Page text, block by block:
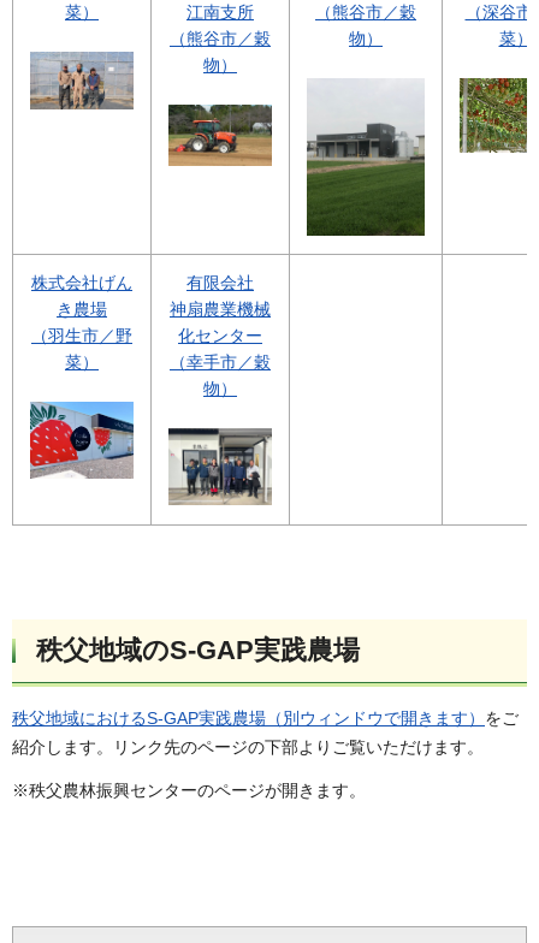
菜）
江南支所
（熊谷市／穀
物）
（熊谷市／穀
物）
（深谷市
菜）
株式会社げん
き農場
（羽生市／野
菜）
有限会社
神扇農業機械
化センター
（幸手市／穀
物）
秩父地域のS-GAP実践農場
秩父地域におけるS-GAP実践農場（別ウィンドウで開きます） をご
紹介します。リンク先のページの下部よりご覧いただけます。
※秩父農林振興センターのページが開きます。